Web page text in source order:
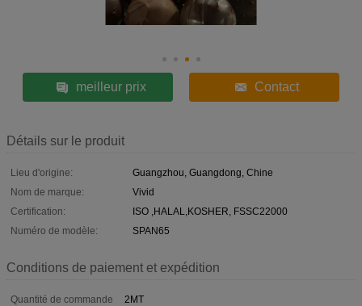
meilleur prix Contact
Détails sur le produit
Lieu d'origine:
Guangzhou, Guangdong, Chine
Nom de marque:
Vivid
Certification:
ISO ,HALAL,KOSHER, FSSC22000
Numéro de modèle:
SPAN65
Conditions de paiement et expédition
Quantité de commande
2MT